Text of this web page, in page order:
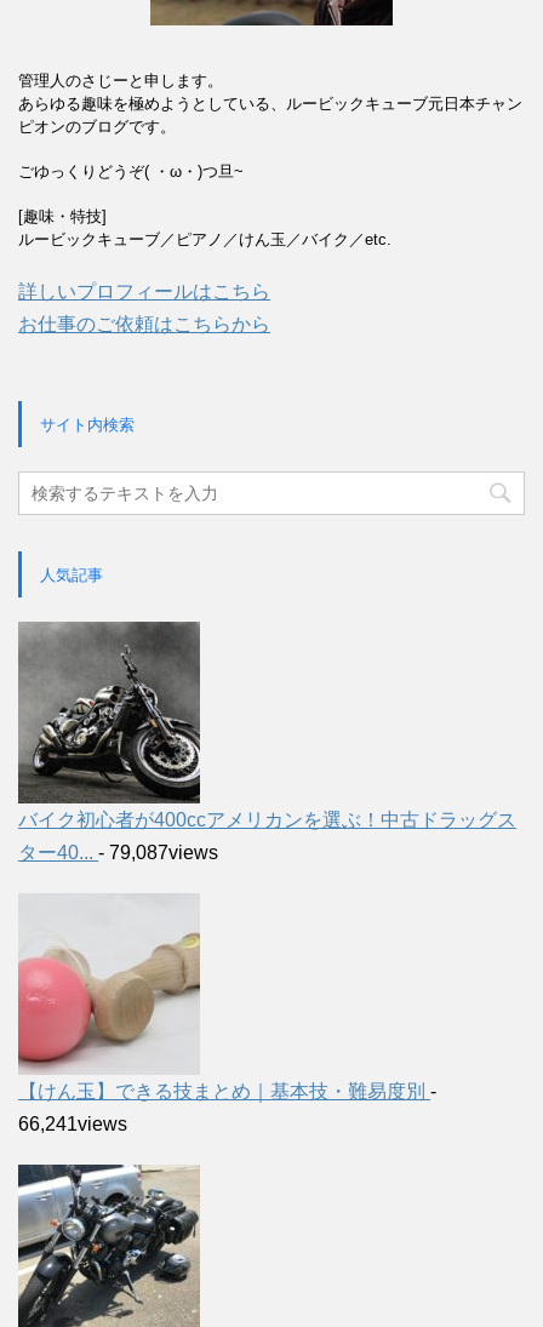
管理人のさじーと申します。
あらゆる趣味を極めようとしている、ルービックキューブ元日本チャン
ピオンのブログです。
ごゆっくりどうぞ( ・ω・)つ旦~
[趣味・特技]
ルービックキューブ／ピアノ／けん玉／バイク／etc.
詳しいプロフィールはこちら
お仕事のご依頼はこちらから
サイト内検索
人気記事
バイク初心者が400ccアメリカンを選ぶ！中古ドラッグス
ター40... - 79,087views
【けん玉】できる技まとめ｜基本技・難易度別 -
66,241views